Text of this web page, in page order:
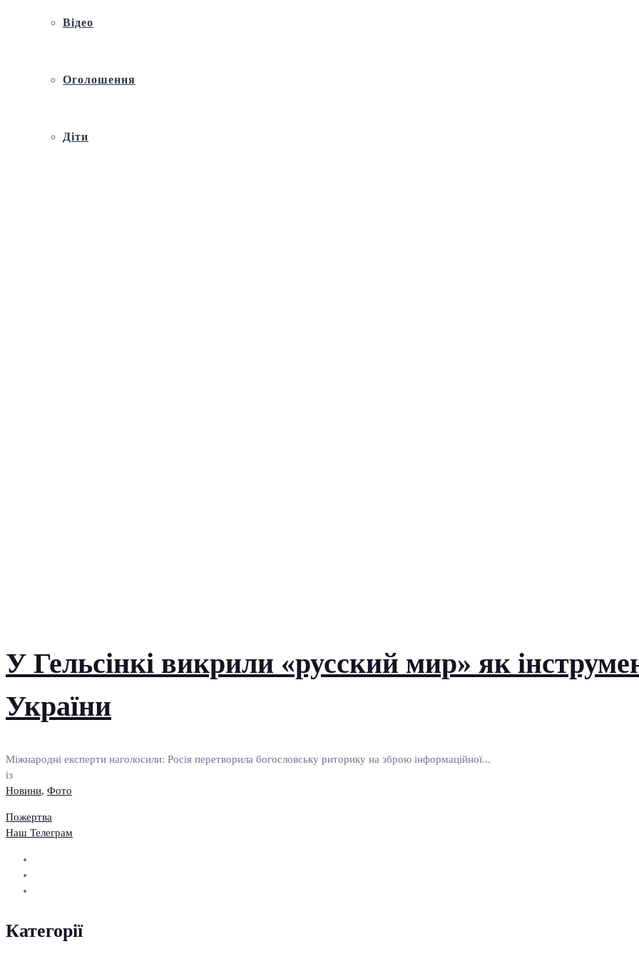
Відео
Оголошення
Діти
У Гельсінкі викрили «русский мир» як
України
Міжнародні експерти наголосили: Росія перетворила богословську риторику на зброю інформаційної...
із
Новини, Фото
Пожертва
Наш Телеграм
Категорії